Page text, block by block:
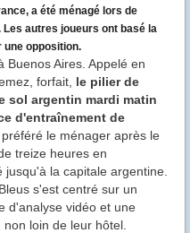
a été ménagé lors de
autres joueurs ont basé la
une opposition.
Buenos Aires. Appelé en
forfait, le pilier de
sol argentin mardi matin
d'entraînement de
préféré le ménager après le
treize heures en
la capitale argentine.
s'est centré sur un
d'analyse vidéo et une
loin de leur hôtel.